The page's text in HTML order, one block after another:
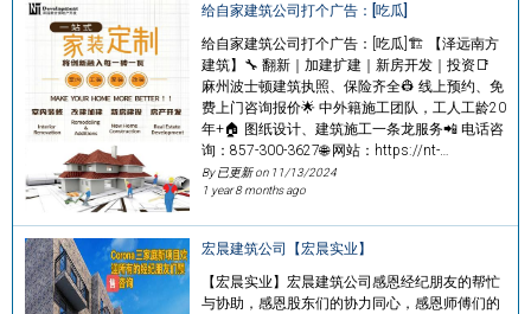
给自家建筑公司打个广告：[吃瓜]
给自家建筑公司打个广告：[吃瓜]🏗 【泽远南方
建筑】🔧 翻新｜加建扩建｜新房开发｜投资📑
麻州波士顿建筑执照、保险齐全👷 线上预约、免
费上门咨询报价🌟 中外籍施工团队，工人工龄20
年+🏠 图纸设计、建筑施工一条龙服务📲 电话咨
询：857-300-3627🌐 网站：https://nt-…
By 已更新 on 11/13/2024
1 year 8 months ago
宏晨建筑公司【宏晨实业】
【宏晨实业】宏晨建筑公司感恩经纪朋友的帮忙
与协助，感恩股东们的协力同心，感恩师傅们的